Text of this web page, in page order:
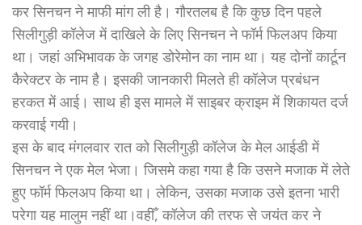
कर सिनचन ने माफी मांग ली है। गौरतलब है कि कुछ दिन पहले
सिलीगुड़ी कॉलेज में दाखिले के लिए सिनचन ने फॉर्म फिलअप किया
था। जहां अभिभावक के जगह डोरेमोन का नाम था। यह दोनों कार्टून
कैरेक्टर के नाम है। इसकी जानकारी मिलते ही कॉलेज प्रबंधन
हरकत में आई। साथ ही इस मामले में साइबर क्राइम में शिकायत दर्ज
करवाई गयी।
इस के बाद मंगलवार रात को सिलीगुड़ी कॉलेज के मेल आईडी में
सिनचन ने एक मेल भेजा। जिसमे कहा गया है कि उसने मजाक में लेते
हुए फॉर्म फिलअप किया था। लेकिन, उसका मजाक उसे इतना भारी
परेगा यह मालुम नहीं था।वहीँ, कॉलेज की तरफ से जयंत कर ने